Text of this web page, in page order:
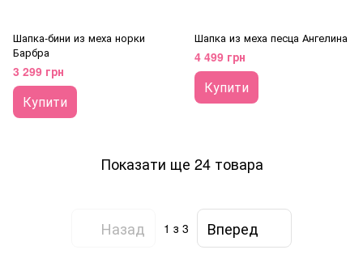
Шапка-бини из меха норки
Барбра
3 299 грн
Купити
Шапка из меха песца Ангелина
4 499 грн
Купити
Показати ще 24 товара
Назад 1 з 3 Вперед